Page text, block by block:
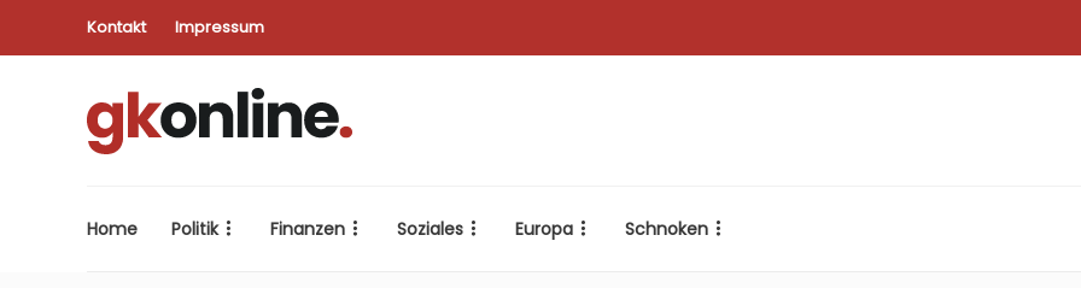
Kontakt Impressum
Home Politik Finanzen Soziales Europa Schnoken